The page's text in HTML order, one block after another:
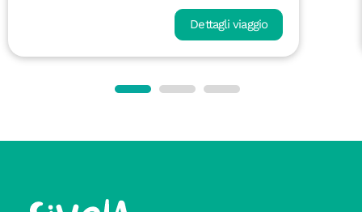
Dettagli viaggio